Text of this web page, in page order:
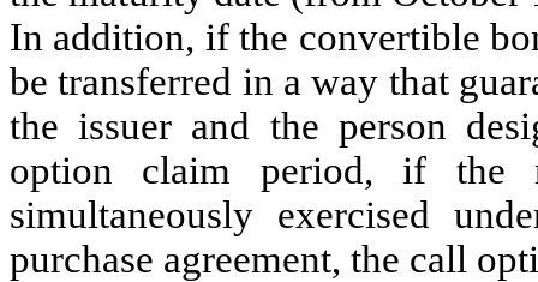
In addition, if the convertible
be transferred in a way that
the issuer and the person
option claim period, if the
simultaneously exercised
purchase agreement, the call